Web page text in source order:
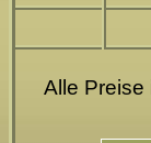
Alle Preise